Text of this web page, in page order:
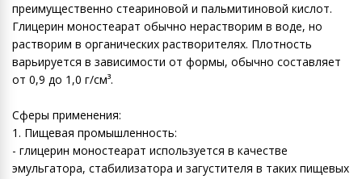
преимущественно стеариновой и пальмитиновой кислот.
Глицерин моностеарат обычно нерастворим в воде, но
растворим в органических растворителях. Плотность
варьируется в зависимости от формы, обычно составляет
от 0,9 до 1,0 г/см³.
Сферы применения:
1. Пищевая промышленность:
- глицерин моностеарат используется в качестве
эмульгатора, стабилизатора и загустителя в таких пищевых